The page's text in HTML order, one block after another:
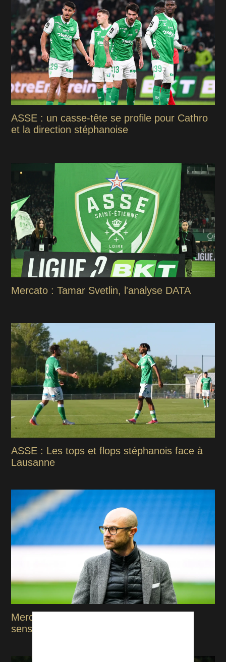
ASSE : un casse-tête se profile pour Cathro
et la direction stéphanoise
Mercato : Tamar Svetlin, l'analyse DATA
ASSE : Les tops et flops stéphanois face à
Lausanne
Mercato ASSE : ça bouge dans tous les
sens, le point complet